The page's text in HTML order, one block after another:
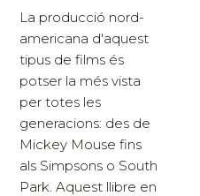
La producció nord-
americana d'aquest
tipus de films és
potser la més vista
per totes les
generacions: des de
Mickey Mouse fins
als Simpsons o South
Park. Aquest llibre en